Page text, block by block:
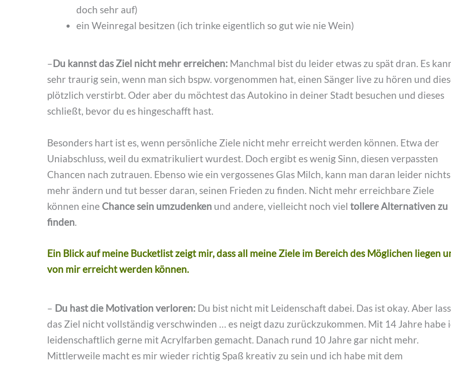
doch sehr auf)
ein Weinregal besitzen (ich trinke eigentlich so gut wie nie Wein)
–Du kannst das Ziel nicht mehr erreichen: Manchmal bist du leider etwas zu spät dran. Es
sehr traurig sein, wenn man sich bspw. vorgenommen hat, einen Sänger live zu hören und
plötzlich verstirbt. Oder aber du möchtest das Autokino in deiner Stadt besuchen und dieses
schließt, bevor du es hingeschafft hast.
Besonders hart ist es, wenn persönliche Ziele nicht mehr erreicht werden können. Etwa der
Uniabschluss, weil du exmatrikuliert wurdest. Doch ergibt es wenig Sinn, diesen verpassten
Chancen nach zutrauen. Ebenso wie ein vergossenes Glas Milch, kann man daran leider nichts
mehr ändern und tut besser daran, seinen Frieden zu finden. Nicht mehr erreichbare Ziele
können eine Chance sein umzudenken und andere, vielleicht noch viel tollere Alternativen zu
finden.
Ein Blick auf meine Bucketlist zeigt mir, dass all meine Ziele im Bereich des Möglichen liegen
von mir erreicht werden können.
– Du hast die Motivation verloren: Du bist nicht mit Leidenschaft dabei. Das ist okay. Aber lass
das Ziel nicht vollständig verschwinden … es neigt dazu zurückzukommen. Mit 14 Jahre habe
leidenschaftlich gerne mit Acrylfarben gemacht. Danach rund 10 Jahre gar nicht mehr.
Mittlerweile macht es mir wieder richtig Spaß kreativ zu sein und ich habe mit dem